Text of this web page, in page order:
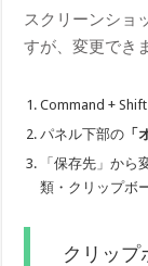
スクリーンショ
すが、変更でき
Command +
パネル下部の 「
「保存先」か
類・クリップボ
クリップ